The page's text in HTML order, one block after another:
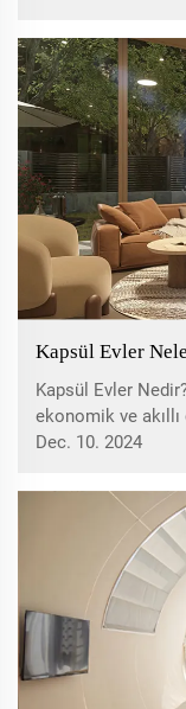
Kapsül Evler
Kapsül Evler
ekonomik ve
özellikle nüfusun
Dec. 10. 2024